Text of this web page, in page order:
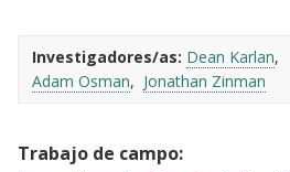
Investigadores/as: Dean Karlan
Adam Osman
Jonathan Zinman
Trabajo de campo: